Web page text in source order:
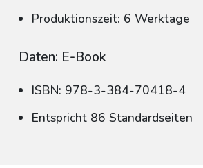
Produktionszeit: 6 Werktage
Daten: E-Book
ISBN: 978-3-384-70418-4
Entspricht 86 Standardseiten